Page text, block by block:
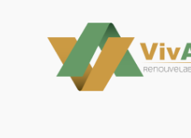
contenu